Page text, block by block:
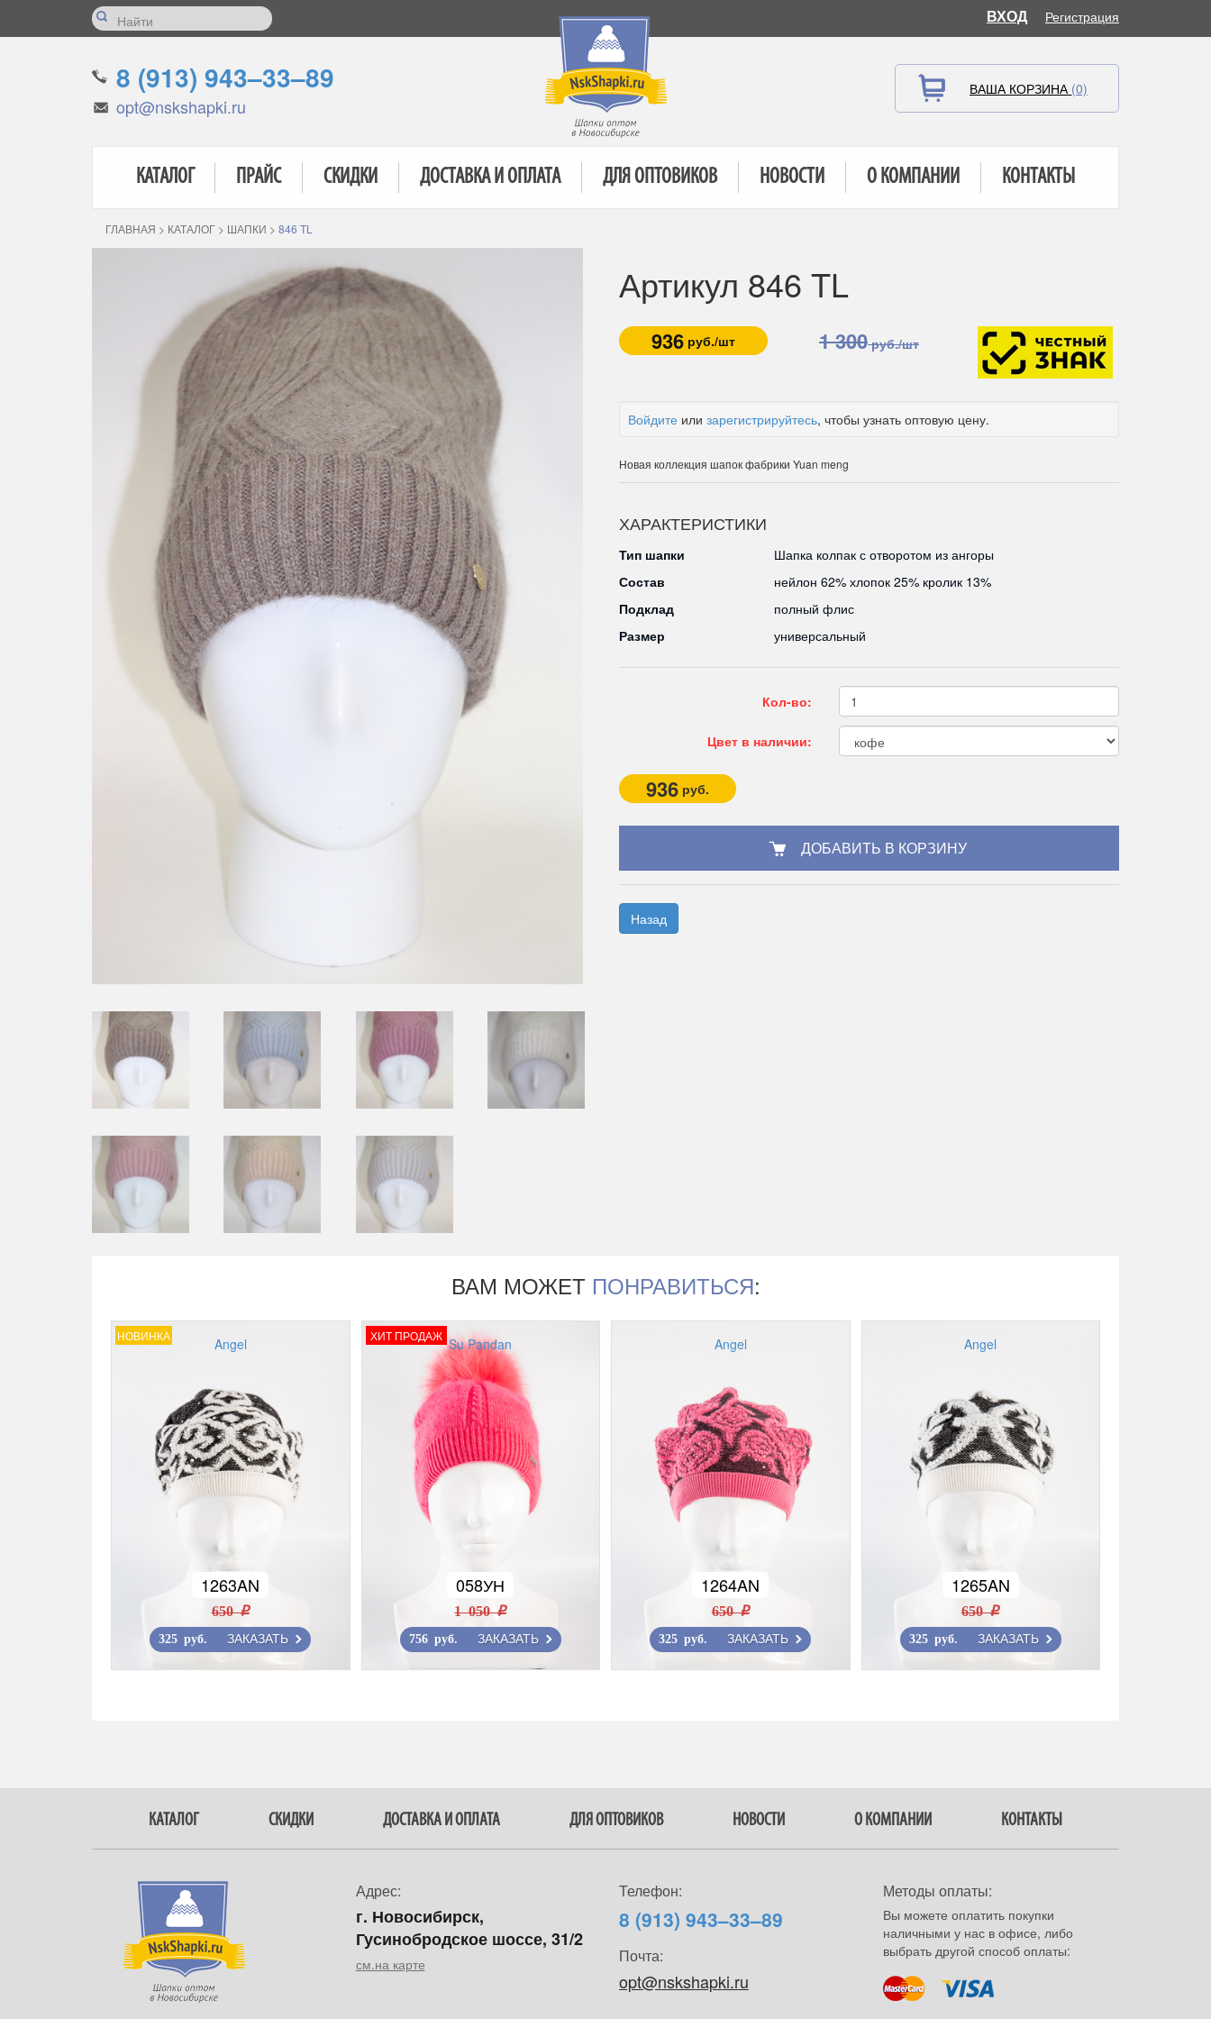
ВХОД Регистрация
8 (913) 943–33–89
opt@nskshapki.ru
ВАША КОРЗИНА (0)
КАТАЛОГ ПРАЙС СКИДКИ ДОСТАВКА И ОПЛАТА ДЛЯ ОПТОВИКОВ НОВОСТИ О КОМПАНИИ КОНТАКТЫ
ГЛАВНАЯ > КАТАЛОГ > ШАПКИ > 846 TL
Артикул 846 TL
936 руб./шт 1 300руб./шт
Войдите или зарегистрируйтесь, чтобы узнать оптовую цену.
Новая коллекция шапок фабрики Yuan meng
ХАРАКТЕРИСТИКИ
Тип шапки
Шапка колпак с отворотом из ангоры
Состав
нейлон 62% хлопок 25% кролик 13%
Подклад
полный флис
Размер
универсальный
Кол-во:
Цвет в наличии:
936 руб.
Назад
ВАМ МОЖЕТ ПОНРАВИТЬСЯ:
НОВИНКА Angel
1263AN
650 r
325 руб. ЗАКАЗАТЬ
ХИТ ПРОДАЖ Su Pandan
058УН
1 050 r
756 руб. ЗАКАЗАТЬ
Angel
1264AN
650 r
325 руб. ЗАКАЗАТЬ
Angel
1265AN
650 r
325 руб. ЗАКАЗАТЬ
КАТАЛОГ СКИДКИ ДОСТАВКА И ОПЛАТА ДЛЯ ОПТОВИКОВ НОВОСТИ О КОМПАНИИ КОНТАКТЫ
Адрес:
г. Новосибирск,
Гусинобродское шоссе, 31/2
см.на карте
Телефон:
8 (913) 943–33–89
Почта:
opt@nskshapki.ru
Методы оплаты:
Вы можете оплатить покупки
наличными у нас в офисе, либо
выбрать другой способ оплаты: